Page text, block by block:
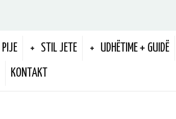
PIJE STIL JETE UDHËTIME + GUIDË
KONTAKT